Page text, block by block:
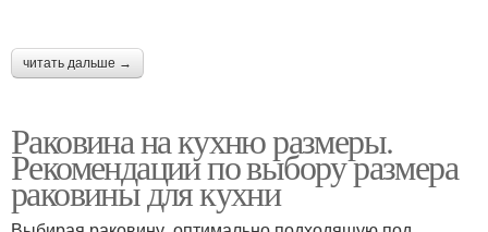
читать дальше →
Раковина на кухню размеры.
Рекомендации по выбору размера
раковины для кухни